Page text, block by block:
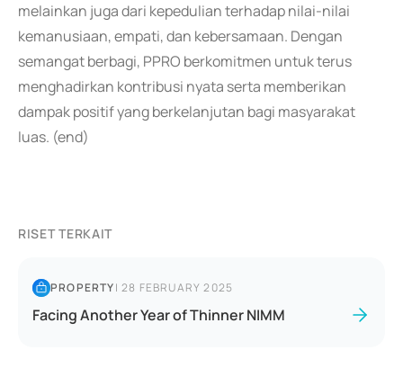
melainkan juga dari kepedulian terhadap nilai-nilai
kemanusiaan, empati, dan kebersamaan. Dengan
semangat berbagi, PPRO berkomitmen untuk terus
menghadirkan kontribusi nyata serta memberikan
dampak positif yang berkelanjutan bagi masyarakat
luas. (end)
RISET TERKAIT
PROPERTY|28 FEBRUARY 2025
Facing Another Year of Thinner NIMM